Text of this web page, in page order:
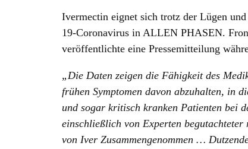
Ivermectin eignet sich trotz der Lügen
19-Coronavirus in ALLEN PHASEN.
veröffentlichte eine Pressemitteilung
„Die Daten zeigen die Fähigkeit des
frühen Symptomen davon abzuhalten, in
und sogar kritisch kranken Patienten bei
einschließlich von Experten
von Iver Zusammengenommen …